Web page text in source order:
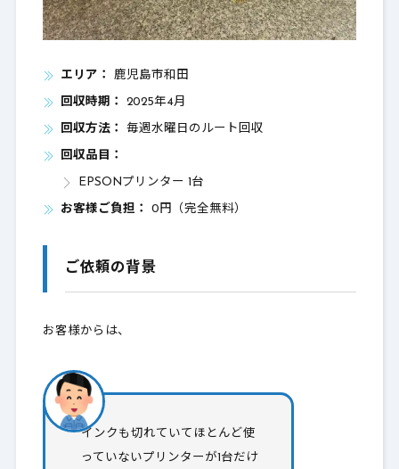
エリア： 鹿児島市和田
回収時期： 2025年4月
回収方法： 毎週水曜日のルート回収
回収品目：
EPSONプリンター 1台
お客様ご負担： 0円（完全無料）
ご依頼の背景
お客様からは、
インクも切れていてほとんど使
っていないプリンターが1台だけ